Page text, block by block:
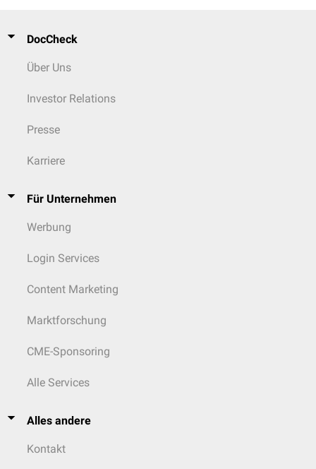
DocCheck
Über Uns
Investor Relations
Presse
Karriere
Für Unternehmen
Werbung
Login Services
Content Marketing
Marktforschung
CME-Sponsoring
Alle Services
Alles andere
Kontakt